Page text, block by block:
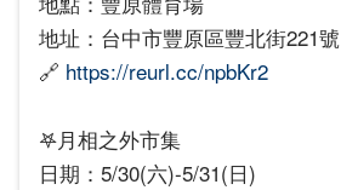
地址：台中市豐原區豐北街221號
🔗 https://reurl.cc/npbKr2
𖤐月相之外市集
日期：5/30(六)-5/31(日)